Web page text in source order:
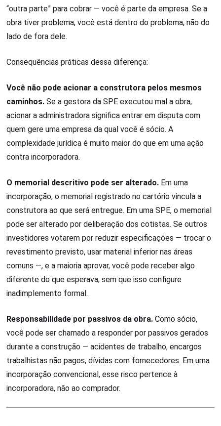
“outra parte” para cobrar — você é parte da empresa. Se a
obra tiver problema, você está dentro do problema, não do
lado de fora dele.
Consequências práticas dessa diferença:
Você não pode acionar a construtora pelos mesmos
caminhos. Se a gestora da SPE executou mal a obra,
acionar a administradora significa entrar em disputa com
quem gere uma empresa da qual você é sócio. A
complexidade jurídica é muito maior do que em uma ação
contra incorporadora.
O memorial descritivo pode ser alterado. Em uma
incorporação, o memorial registrado no cartório vincula a
construtora ao que será entregue. Em uma SPE, o memorial
pode ser alterado por deliberação dos cotistas. Se outros
investidores votarem por reduzir especificações — trocar o
revestimento previsto, usar material inferior nas áreas
comuns —, e a maioria aprovar, você pode receber algo
diferente do que esperava, sem que isso configure
inadimplemento formal.
Responsabilidade por passivos da obra. Como sócio,
você pode ser chamado a responder por passivos gerados
durante a construção — acidentes de trabalho, encargos
trabalhistas não pagos, dívidas com fornecedores. Em uma
incorporação convencional, esse risco pertence à
incorporadora, não ao comprador.